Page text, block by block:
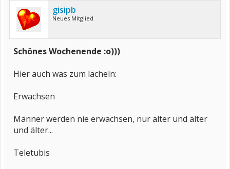
gisipb
Neues Mitglied
Schönes Wochenende :o)))
Hier auch was zum lächeln:
Erwachsen
Männer werden nie erwachsen, nur älter und älter
und älter...
Teletubis